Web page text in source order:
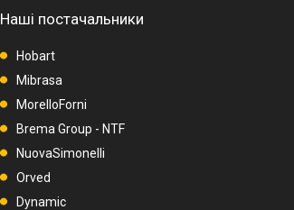
Наші постачальники
Hobart
Mibrasa
MorelloForni
Brema Group - NTF
NuovaSimonelli
Orved
Dynamic